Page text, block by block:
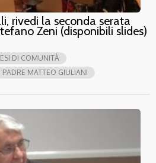
rivedi la seconda serata
Zeni (disponibili slides)
DI COMUNITÀ
PADRE MATTEO GIULIANI